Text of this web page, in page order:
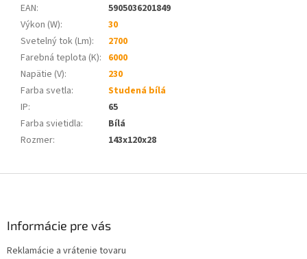
EAN:
5905036201849
Výkon (W):
30
Svetelný tok (Lm):
2700
Farebná teplota (K): 6000
Napätie (V):
230
Farba svetla:
Studená bílá
IP:
65
Farba svietidla:
Bílá
Rozmer: 143x120x28
Informácie pre vás
Reklamácie a vrátenie tovaru